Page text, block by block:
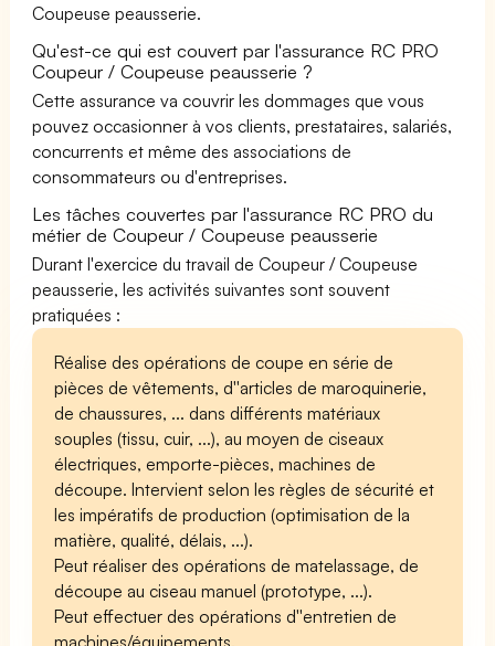
Coupeuse peausserie.
Qu'est-ce qui est couvert par l'assurance RC PRO
Coupeur / Coupeuse peausserie ?
Cette assurance va couvrir les dommages que vous
pouvez occasionner à vos clients, prestataires, salariés,
concurrents et même des associations de
consommateurs ou d'entreprises.
Les tâches couvertes par l'assurance RC PRO du
métier de Coupeur / Coupeuse peausserie
Durant l'exercice du travail de Coupeur / Coupeuse
peausserie, les activités suivantes sont souvent
pratiquées :
Réalise des opérations de coupe en série de
pièces de vêtements, d''articles de maroquinerie,
de chaussures, ... dans différents matériaux
souples (tissu, cuir, ...), au moyen de ciseaux
électriques, emporte-pièces, machines de
découpe. Intervient selon les règles de sécurité et
les impératifs de production (optimisation de la
matière, qualité, délais, ...).
Peut réaliser des opérations de matelassage, de
découpe au ciseau manuel (prototype, ...).
Peut effectuer des opérations d''entretien de
machines/équipements.